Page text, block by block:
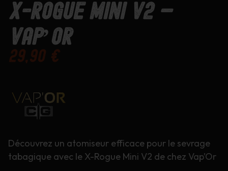
X-Rogue Mini V2 –
Vap’Or
29,90 €
Découvrez un atomiseur efficace pour le sevrage
tabagique avec le X-Rogue Mini V2 de chez Vap’Or